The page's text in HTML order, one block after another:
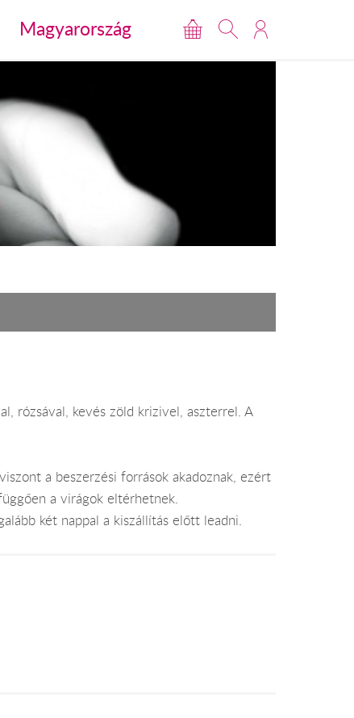
Magyarország
rózsával, kevés zöld krizivel, aszterrel. A
a beszerzési források akadoznak, ezért
a virágok eltérhetnek.
két nappal a kiszállítás előtt leadni.